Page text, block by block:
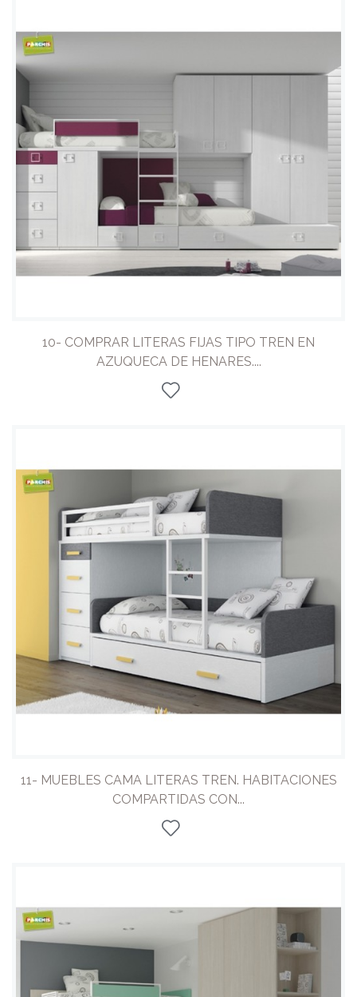
10- COMPRAR LITERAS FIJAS TIPO TREN EN
AZUQUECA DE HENARES....
11- MUEBLES CAMA LITERAS TREN. HABITACIONES
COMPARTIDAS CON...